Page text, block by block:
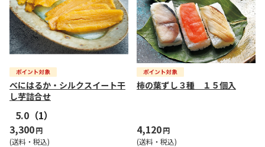
べにはるか・シルクスイート干
し芋詰合せ
5.0 （1）
3,300円
(送料・税込)
柿の葉ずし３種 １５個入
4,120円
(送料・税込)